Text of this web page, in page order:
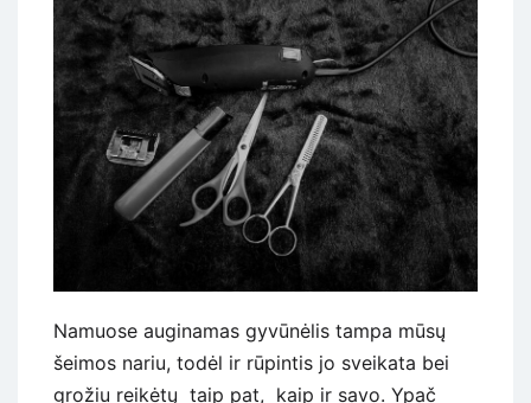
Namuose auginamas gyvūnėlis tampa mūsų
šeimos nariu, todėl ir rūpintis jo sveikata bei
grožiu reikėtų taip pat, kaip ir savo. Ypač